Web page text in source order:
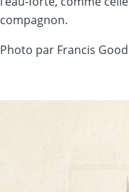
compagnon.
Photo par Francis